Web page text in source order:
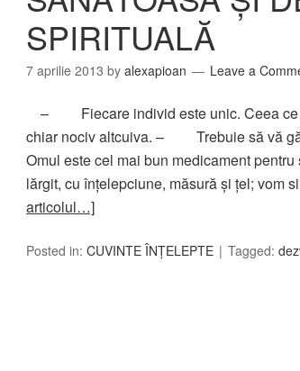
SPIRITUALĂ
7 aprilie 2013 by alexapioan Leave a
– Fiecare individ este unic. Ceea ce
chiar nociv altcuiva. – Trebuie să vă
Omul este cel mai bun medicament
lărgit, cu înţelepciune, măsură şi ţel; vom
articolul…]
Posted in: CUVINTE ÎNȚELEPTE Tagged: